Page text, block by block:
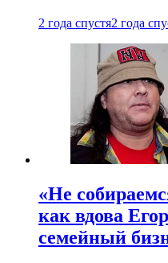
2 года спустя2 года
«Не
как вдова
семейный